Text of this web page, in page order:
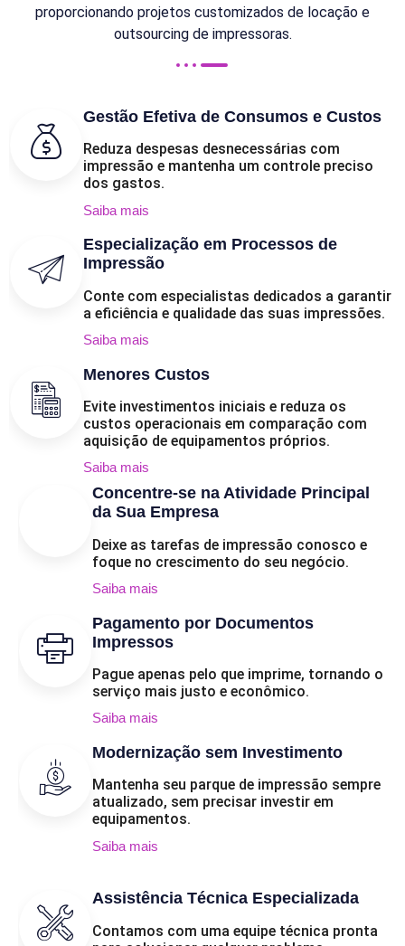
proporcionando projetos customizados de locação e
outsourcing de impressoras.
Gestão Efetiva de Consumos e Custos
Reduza despesas desnecessárias com
impressão e mantenha um controle preciso
dos gastos.
Saiba mais
Especialização em Processos de
Impressão
Conte com especialistas dedicados a garantir
a eficiência e qualidade das suas impressões.
Saiba mais
Menores Custos
Evite investimentos iniciais e reduza os
custos operacionais em comparação com
aquisição de equipamentos próprios.
Saiba mais
Concentre-se na Atividade Principal
da Sua Empresa
Deixe as tarefas de impressão conosco e
foque no crescimento do seu negócio.
Saiba mais
Pagamento por Documentos
Impressos
Pague apenas pelo que imprime, tornando o
serviço mais justo e econômico.
Saiba mais
Modernização sem Investimento
Mantenha seu parque de impressão sempre
atualizado, sem precisar investir em
equipamentos.
Saiba mais
Assistência Técnica Especializada
Contamos com uma equipe técnica pronta